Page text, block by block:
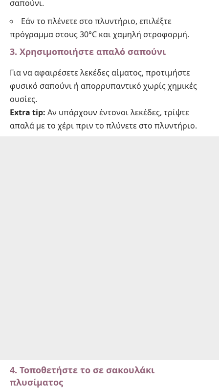
σαπούνι.
Εάν το πλένετε στο πλυντήριο, επιλέξτε
πρόγραμμα στους 30°C και χαμηλή στροφορμή.
3. Χρησιμοποιήστε απαλό σαπούνι
Για να αφαιρέσετε λεκέδες αίματος, προτιμήστε
φυσικό σαπούνι ή απορρυπαντικό χωρίς χημικές
ουσίες.
Extra tip: Αν υπάρχουν έντονοι λεκέδες, τρίψτε
απαλά με το χέρι πριν το πλύνετε στο πλυντήριο.
4. Τοποθετήστε το σε σακουλάκι
πλυσίματος